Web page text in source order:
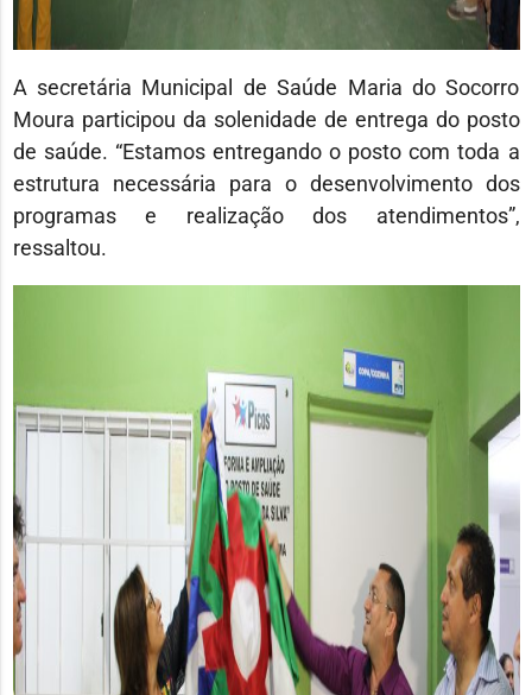
A secretária Municipal de Saúde Maria do Socorro
Moura participou da solenidade de entrega do posto
de saúde. “Estamos entregando o posto com toda a
estrutura necessária para o desenvolvimento dos
programas e realização dos atendimentos”,
ressaltou.